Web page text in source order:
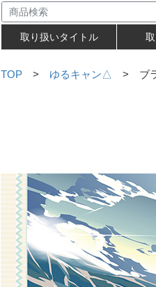
取り扱いタイトル
TOP > ゆるキャン△ > ブラ